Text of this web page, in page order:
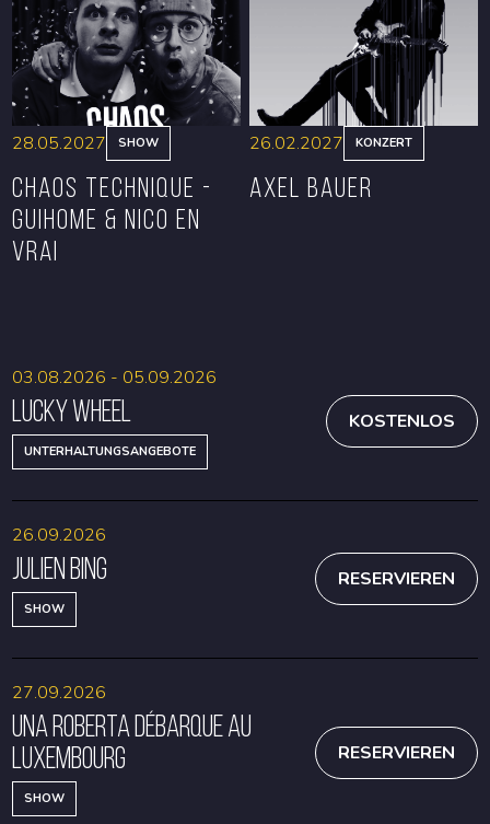
28.05.2027 SHOW
CHAOS TECHNIQUE -
GUIHOME & NICO EN
VRAI
26.02.2027 KONZERT
Axel Bauer
Lucky Wheel
UNTERHALTUNGSANGEBOTE
03.08.2026 - 05.09.2026
KOSTENLOS
Julien Bing
SHOW
26.09.2026
RESERVIEREN
Una Roberta débarque au
Luxembourg
SHOW
27.09.2026
RESERVIEREN